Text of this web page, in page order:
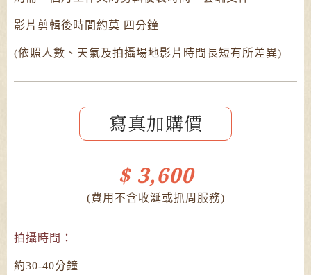
影片剪輯後時間約莫 四分鐘
(依照人數、天氣及拍攝場地影片時間長短有所差異)
寫真加購價
$ 3,600
(費用不含收涎或抓周服務)
拍攝時間：
約30-40分鐘